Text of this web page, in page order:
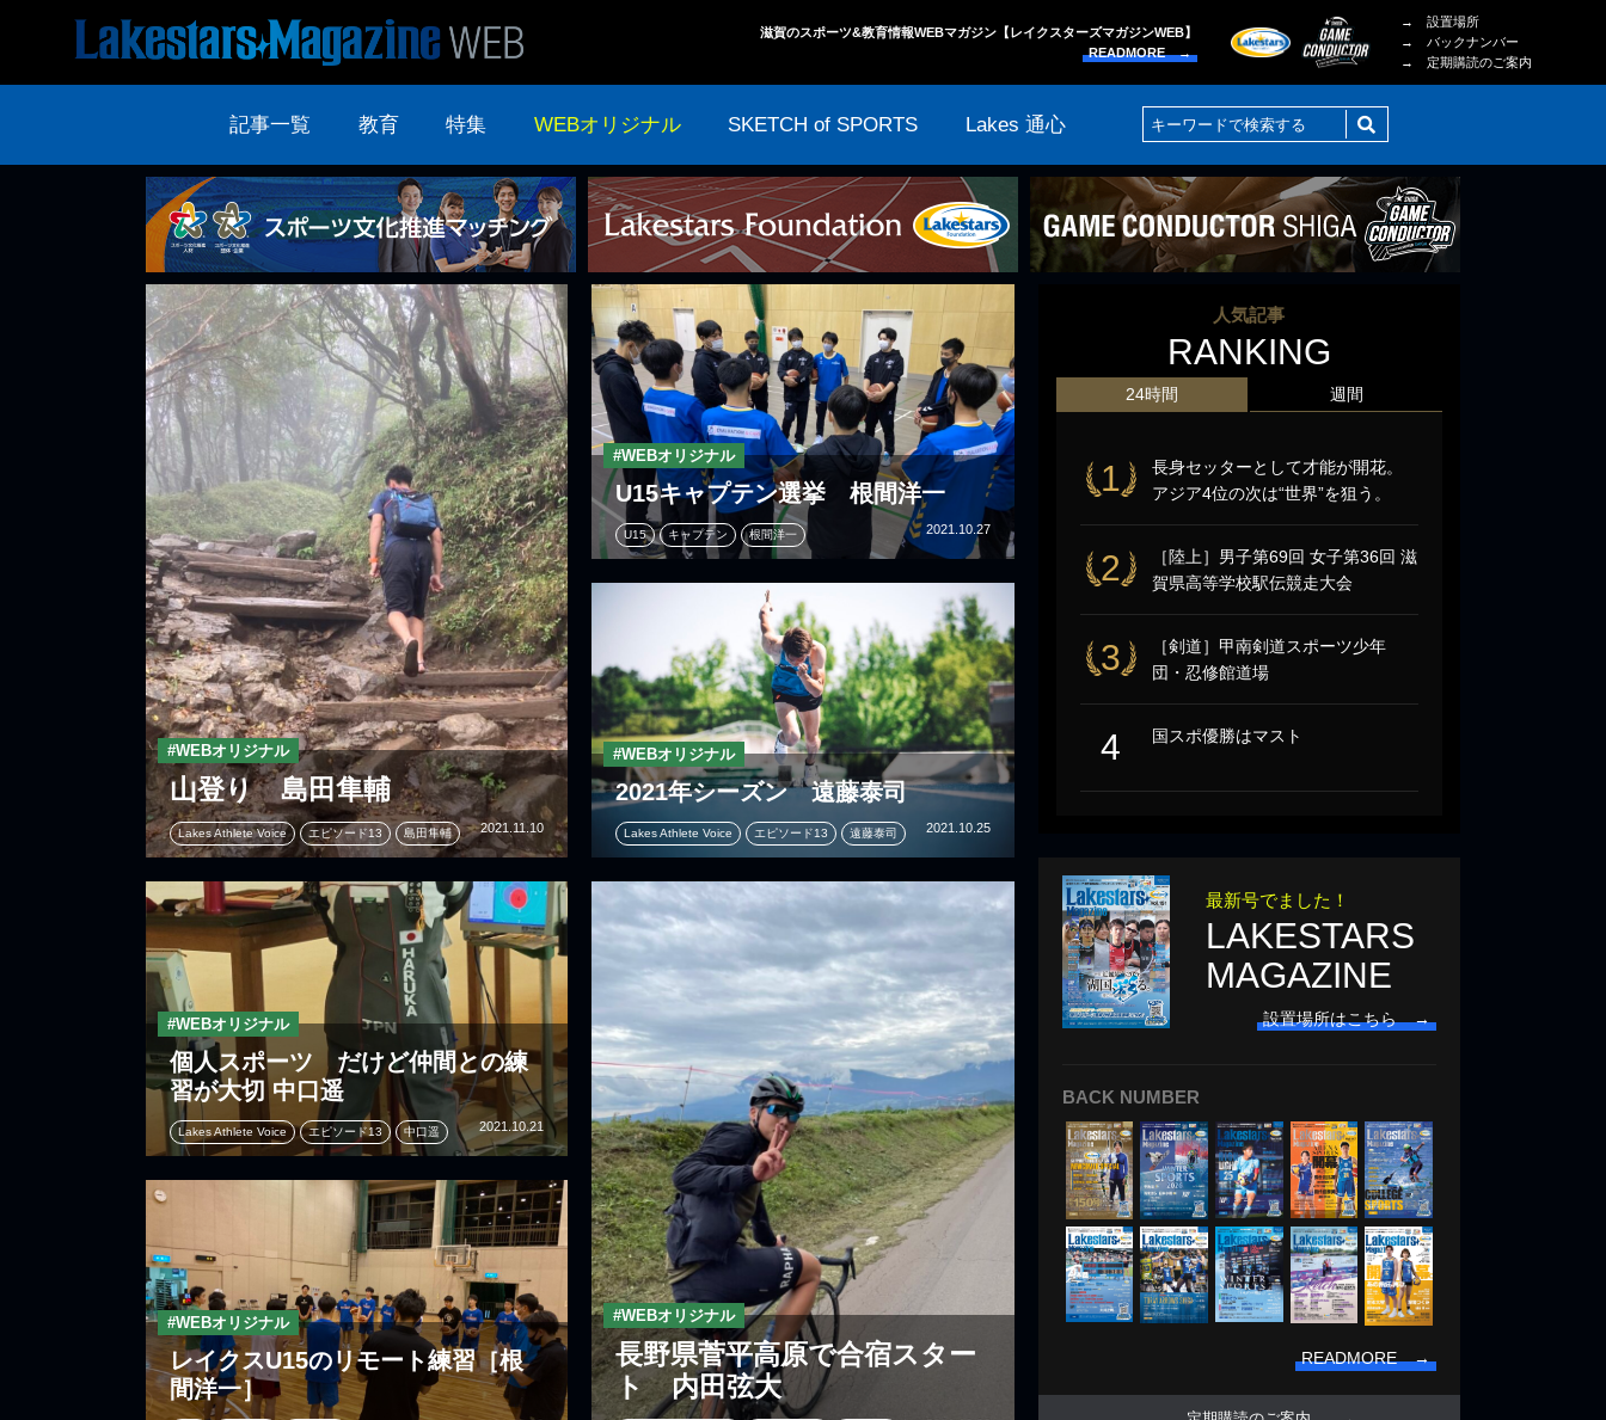
滋賀のスポーツ&教育情報WEBマガジン【レイクスターズマガジンWEB】
READMORE →
→ 設置場所
→ バックナンバー
→ 定期購読のご案内
記事一覧 教育 特集 WEBオリジナル SKETCH of SPORTS Lakes 通心
#WEBオリジナル
山登り 島田隼輔
2021.11.10
Lakes Athlete Voice エピソード13 島田隼輔
#WEBオリジナル
U15キャプテン選挙 根間洋一
2021.10.27
U15 キャプテン 根間洋一
#WEBオリジナル
2021年シーズン 遠藤泰司
2021.10.25
Lakes Athlete Voice エピソード13 遠藤泰司
#WEBオリジナル
個人スポーツ だけど仲間との練
習が大切 中口遥
2021.10.21
Lakes Athlete Voice エピソード13 中口遥
#WEBオリジナル
長野県菅平高原で合宿スター
ト 内田弦大
#WEBオリジナル
レイクスU15のリモート練習［根
間洋一］
人気記事
RANKING
24時間
1
長身セッターとして才能が開花。
アジア4位の次は“世界”を狙う。
2
［陸上］男子第69回 女子第36回 滋
賀県高等学校駅伝競走大会
3
［剣道］甲南剣道スポーツ少年
団・忍修館道場
4 国スポ優勝はマスト
週間
最新号でました！
LAKESTARS
MAGAZINE
設置場所はこちら →
BACK NUMBER
READMORE →